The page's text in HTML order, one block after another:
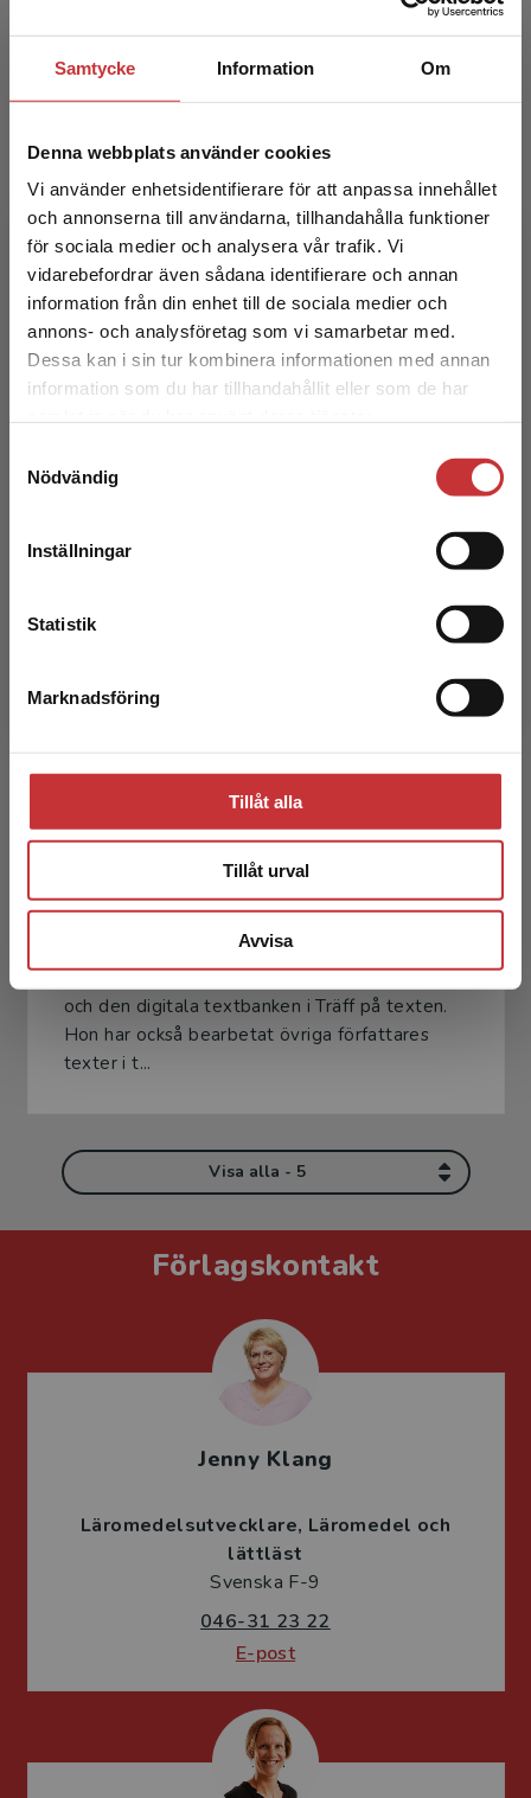
Samtycke Information Om
Denna webbplats använder cookies
Vi använder enhetsidentifierare för att anpassa innehållet
och annonserna till användarna, tillhandahålla funktioner
för sociala medier och analysera vår trafik. Vi
vidarebefordrar även sådana identifierare och annan
information från din enhet till de sociala medier och
annons- och analysföretag som vi samarbetar med.
Dessa kan i sin tur kombinera informationen med annan
information som du har tillhandahållit eller som de har
Nödvändig
Inställningar
Statistik
Marknadsföring
Tillåt alla
Tillåt urval
Avvisa
Begränsad fraktregion
Det verkar som att du besöker
studentlitteratur.se via en enhet utanför Sverige.
Vi erbjuder inte leveranser utanför Sverige. För
att kunna slutföra ett köp måste
Kristina Lundgren
Kristina Lundgren är legitimerad 1-7 lärare och
undervisar på mellanstadiet i ämnena svenska,
engelska och so på Sandhultskolan i Borås.
Kristina ä...
Sara Erebrandt är legitimerad grundskollärare
som andraspråk ...
Bim Wikström
Bim Wikström har skrivit texter till elevboken
och den digitala textbanken i Träff på texten.
Hon har också bearbetat övriga författares
texter i t...
Visa alla - 5
Förlagskontakt
Jenny Klang
Läromedelsutvecklare Läromedel och
lättläst
Svenska F-9
046-31 23 22
E-post